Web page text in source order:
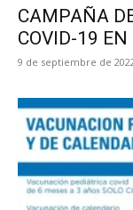
CAMPAÑA
COVID-19 EN
9 de septiembre de